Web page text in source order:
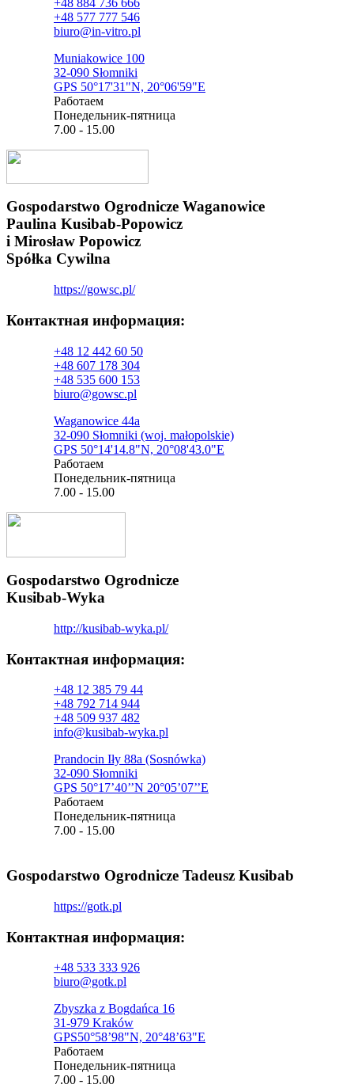
+48 577 777 546
biuro@in-vitro.pl
Muniakowice 100
32-090 Słomniki
GPS 50°17'31"N, 20°06'59"E
Pаботаем
Понедельник-пятница
7.00 - 15.00
Gospodarstwo Ogrodnicze Waganowice
Paulina Kusibab-Popowicz
i Mirosław Popowicz
Spółka Cywilna
https://gowsc.pl/
Контактная информация:​
+48 12 442 60 50
+48 607 178 304
+48 535 600 153
biuro@gowsc.pl
Waganowice 44a
32-090 Słomniki (woj. małopolskie)
GPS 50°14'14.8"N, 20°08'43.0"E
Pаботаем
Понедельник-пятница
7.00 - 15.00
Gospodarstwo Ogrodnicze
Kusibab-Wyka
http://kusibab-wyka.pl/
Контактная информация:​
+48 12 385 79 44
+48 792 714 944
+48 509 937 482
info@kusibab-wyka.pl
Prandocin Iły 88a (Sosnówka)
32-090 Słomniki
GPS 50°17’40’’N 20°05’07’’E
Pаботаем
Понедельник-пятница
7.00 - 15.00
Gospodarstwo Ogrodnicze Tadeusz Kusibab
https://gotk.pl
Контактная информация:​
+48 533 333 926
biuro@gotk.pl
Zbyszka z Bogdańca 16
31-979 Kraków
GPS50°58’98"N, 20°48’63"E
Pаботаем
Понедельник-пятница
7.00 - 15.00